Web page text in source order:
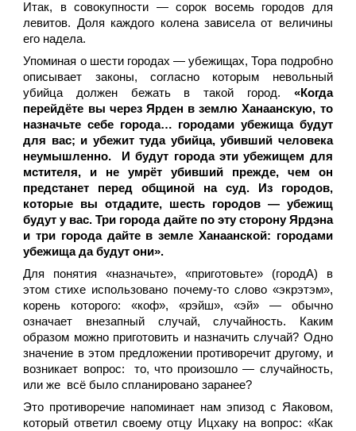
Итак, в совокупности — сорок восемь городов для
левитов. Доля каждого колена зависела от величины
его надела.
Упоминая о шести городах — убежищах, Тора подробно
описывает законы, согласно которым невольный
убийца должен бежать в такой город. «Когда
перейдёте вы через Ярден в землю Ханаанскую, то
назначьте себе города… городами убежища будут
для вас; и убежит туда убийца, убивший человека
неумышленно. И будут города эти убежищем для
мстителя, и не умрёт убивший прежде, чем он
предстанет перед общиной на суд. Из городов,
которые вы отдадите, шесть городов — убежищ
будут у вас. Три города дайте по эту сторону Ярдэна
и три города дайте в земле Ханаанской: городами
убежища да будут они».
Для понятия «назначьте», «приготовьте» (городА) в
этом стихе использовано почему-то слово «экрэтэм»,
корень которого: «коф», «рэйш», «эй» — обычно
означает внезапный случай, случайность. Каким
образом можно приготовить и назначить случай? Одно
значение в этом предложении противоречит другому, и
возникает вопрос: то, что произошло — случайность,
или же всё было спланировано заранее?
Это противоречие напоминает нам эпизод с Яаковом,
который ответил своему отцу Ицхаку на вопрос: «Как